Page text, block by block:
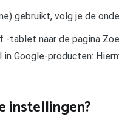
gebruikt, volg je de
-tablet naar de pagina
Google-producten:
instellingen?